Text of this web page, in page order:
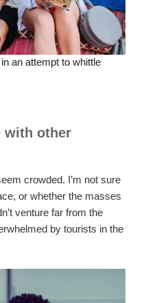
an attempt to whittle
with other
crowded. I’m not sure
or whether the masses
venture far from the
by tourists in the